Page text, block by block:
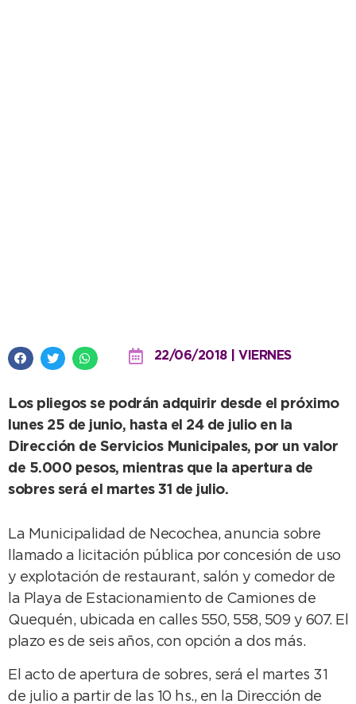
22/06/2018 | VIERNES
Los pliegos se podrán adquirir desde el próximo
lunes 25 de junio, hasta el 24 de julio en la
Dirección de Servicios Municipales, por un valor
de 5.000 pesos, mientras que la apertura de
sobres será el martes 31 de julio.
La Municipalidad de Necochea, anuncia sobre
llamado a licitación pública por concesión de uso
y explotación de restaurant, salón y comedor de
la Playa de Estacionamiento de Camiones de
Quequén, ubicada en calles 550, 558, 509 y 607. El
plazo es de seis años, con opción a dos más.
El acto de apertura de sobres, será el martes 31
de julio a partir de las 10 hs., en la Dirección de